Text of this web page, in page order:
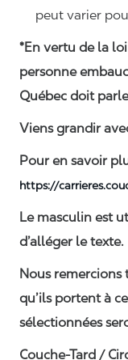
peut varier
*En vertu de la
personne
Québec doit
Viens grandir
Pour en savoir
https://
Le masculin est
d’alléger le texte.
Nous remercions
qu’ils portent à
sélectionnées
Couche-Tard /